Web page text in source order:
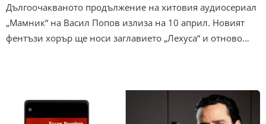
Дългоочакваното продължение на хитовия аудиосериал
„Мамник“ на Васил Попов излиза на 10 април. Новият
фентъзи хорър ще носи заглавието „Лехуса“ и отново…